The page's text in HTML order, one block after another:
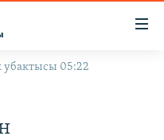
убактысы 05:22